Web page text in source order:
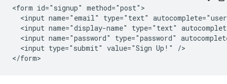
<form id="signup" method="post">
<input name="email" type="text"
<input name="display-name" type="text"
<input name="password" type="password"
  <input type="submit" value="Sign Up!" />